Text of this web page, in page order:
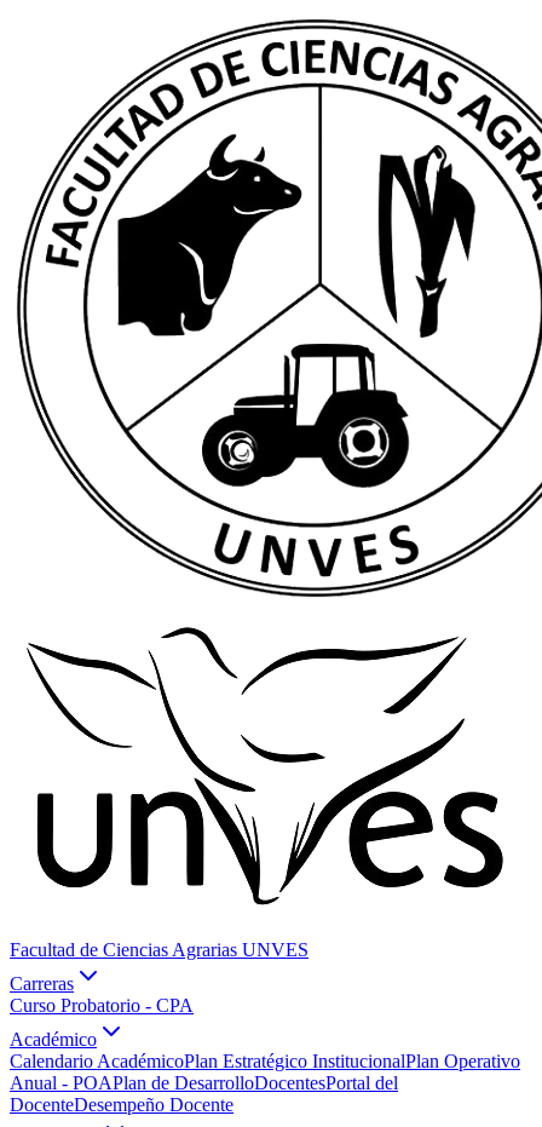
Facultad de Ciencias Agrarias UNVES
Carreras
Curso Probatorio - CPA
Académico
Calendario AcadémicoPlan Estratégico InstitucionalPlan Operativo
Anual - POAPlan de DesarrolloDocentesPortal del
DocenteDesempeño Docente